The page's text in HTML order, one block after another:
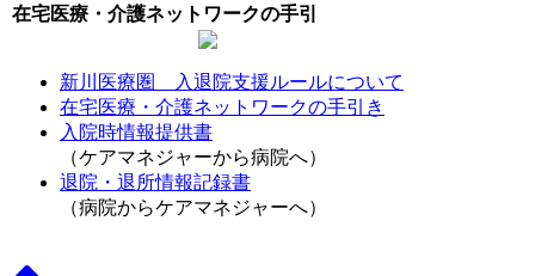
在宅医療・介護ネットワークの手引
新川医療圏 入退院支援ルールについて
在宅医療・介護ネットワークの手引き
入院時情報提供書
（ケアマネジャーから病院へ）
退院・退所情報記録書
（病院からケアマネジャーへ）